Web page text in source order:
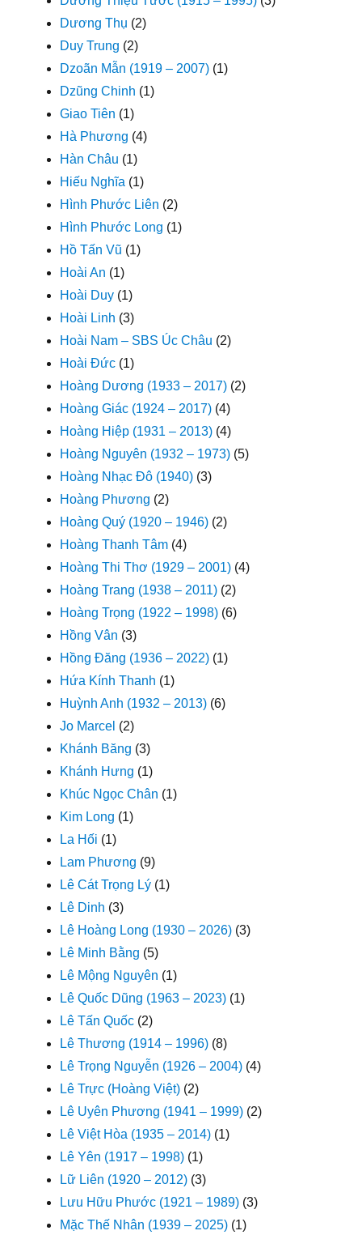
Dương Thụ (2)
Duy Trung (2)
Dzoãn Mẫn (1919 – 2007) (1)
Dzũng Chinh (1)
Giao Tiên (1)
Hà Phương (4)
Hàn Châu (1)
Hiếu Nghĩa (1)
Hình Phước Liên (2)
Hình Phước Long (1)
Hồ Tấn Vũ (1)
Hoài An (1)
Hoài Duy (1)
Hoài Linh (3)
Hoài Nam – SBS Úc Châu (2)
Hoài Đức (1)
Hoàng Dương (1933 – 2017) (2)
Hoàng Giác (1924 – 2017) (4)
Hoàng Hiệp (1931 – 2013) (4)
Hoàng Nguyên (1932 – 1973) (5)
Hoàng Nhạc Đô (1940) (3)
Hoàng Phương (2)
Hoàng Quý (1920 – 1946) (2)
Hoàng Thanh Tâm (4)
Hoàng Thi Thơ (1929 – 2001) (4)
Hoàng Trang (1938 – 2011) (2)
Hoàng Trọng (1922 – 1998) (6)
Hồng Vân (3)
Hồng Đăng (1936 – 2022) (1)
Hứa Kính Thanh (1)
Huỳnh Anh (1932 – 2013) (6)
Jo Marcel (2)
Khánh Băng (3)
Khánh Hưng (1)
Khúc Ngọc Chân (1)
Kim Long (1)
La Hối (1)
Lam Phương (9)
Lê Cát Trọng Lý (1)
Lê Dinh (3)
Lê Hoàng Long (1930 – 2026) (3)
Lê Minh Bằng (5)
Lê Mộng Nguyên (1)
Lê Quốc Dũng (1963 – 2023) (1)
Lê Tấn Quốc (2)
Lê Thương (1914 – 1996) (8)
Lê Trọng Nguyễn (1926 – 2004) (4)
Lê Trực (Hoàng Việt) (2)
Lê Uyên Phương (1941 – 1999) (2)
Lê Việt Hòa (1935 – 2014) (1)
Lê Yên (1917 – 1998) (1)
Lữ Liên (1920 – 2012) (3)
Lưu Hữu Phước (1921 – 1989) (3)
Mặc Thế Nhân (1939 – 2025) (1)